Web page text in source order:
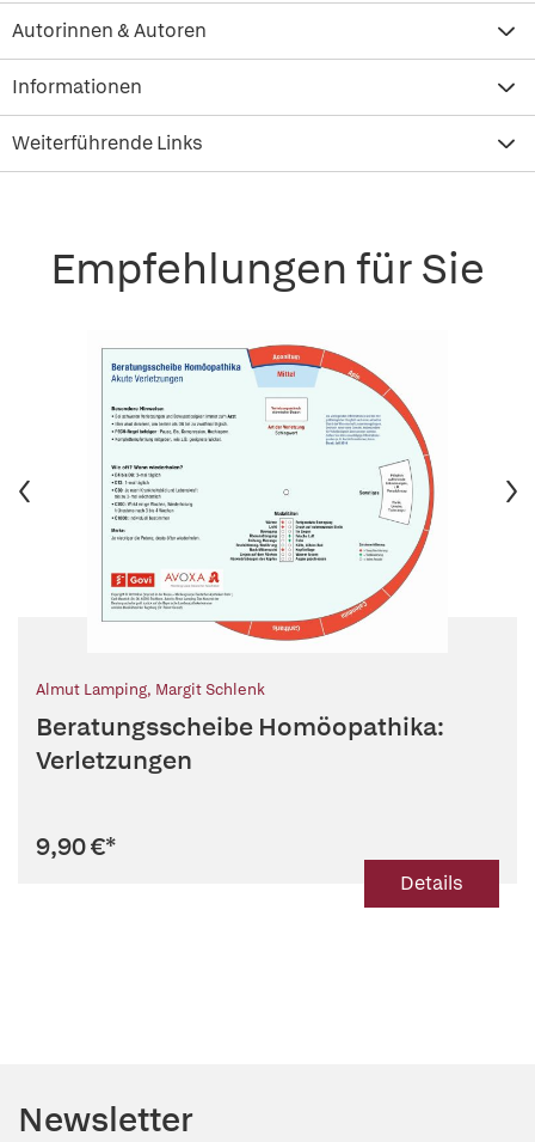
Autorinnen & Autoren
Informationen
Weiterführende Links
Empfehlungen für Sie
Almut Lamping, Margit Schlenk
Beratungsscheibe Homöopathika:
Verletzungen
9,90 €*
Details
Newsletter